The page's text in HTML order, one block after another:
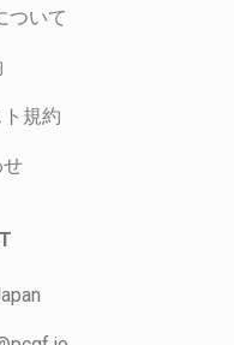
ついて
規約